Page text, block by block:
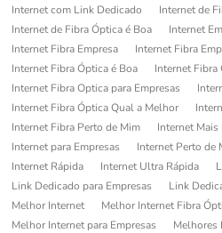
Internet com Link Dedicado
Internet de
Internet de Fibra Óptica é Boa
Internet
Internet Fibra Empresa
Internet Fibra
Internet Fibra Óptica é Boa
Internet Fibra
Internet Fibra Optica para Empresas
Internet Fibra Óptica Qual a Melhor
Internet Fibra Perto de Mim
Internet Mais
Internet para Empresas
Internet Perto de
Internet Rápida
Internet Ultra Rápida
Link Dedicado para Empresas
Link
Melhor Internet
Melhor Internet Fibra
Melhor Internet para Empresas
Melhores